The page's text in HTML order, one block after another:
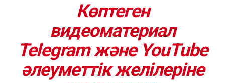
Көптеген
видеоматериал
Telegram және YouTube
әлеуметтік желілеріне